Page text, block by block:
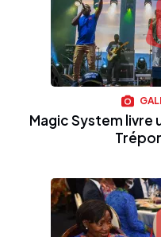
Magic System livre